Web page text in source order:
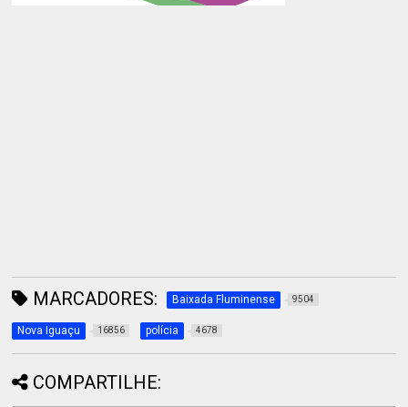
MARCADORES: Baixada Fluminense 9504
Nova Iguaçu 16856 polícia 4678
COMPARTILHE: